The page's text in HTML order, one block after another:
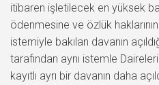
itibaren işletilecek en yüksek
ödenmesine ve özlük
istemiyle bakılan davanın
tarafından aynı istemle
kayıtlı ayrı bir davanın daha